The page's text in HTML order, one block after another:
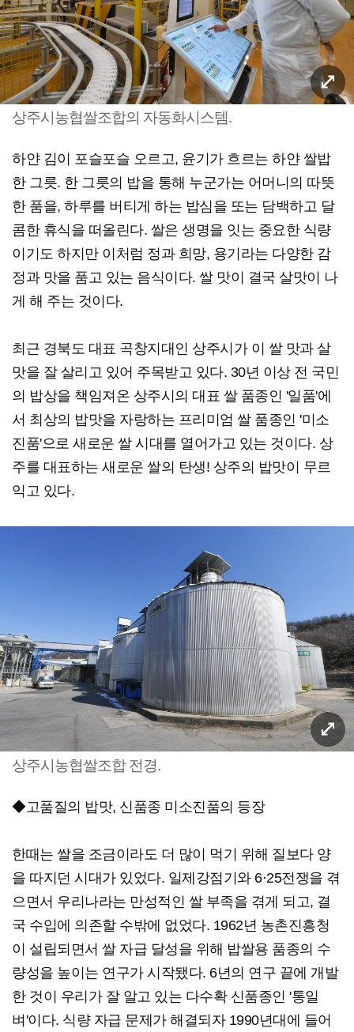
상주시농협쌀조합의 자동화시스템.
하얀 김이 포슬포슬 오르고, 윤기가 흐르는 하얀 쌀밥
한 그릇. 한 그릇의 밥을 통해 누군가는 어머니의 따뜻
한 품을, 하루를 버티게 하는 밥심을 또는 담백하고 달
콤한 휴식을 떠올린다. 쌀은 생명을 잇는 중요한 식량
이기도 하지만 이처럼 정과 희망, 용기라는 다양한 감
정과 맛을 품고 있는 음식이다. 쌀 맛이 결국 살맛이 나
게 해 주는 것이다.
최근 경북도 대표 곡창지대인 상주시가 이 쌀 맛과 살
맛을 잘 살리고 있어 주목받고 있다. 30년 이상 전 국민
의 밥상을 책임져온 상주시의 대표 쌀 품종인 '일품'에
서 최상의 밥맛을 자랑하는 프리미엄 쌀 품종인 '미소
진품'으로 새로운 쌀 시대를 열어가고 있는 것이다. 상
주를 대표하는 새로운 쌀의 탄생! 상주의 밥맛이 무르
익고 있다.
상주시농협쌀조합 전경.
◆고품질의 밥맛, 신품종 미소진품의 등장
한때는 쌀을 조금이라도 더 많이 먹기 위해 질보다 양
을 따지던 시대가 있었다. 일제강점기와 6·25전쟁을 겪
으면서 우리나라는 만성적인 쌀 부족을 겪게 되고, 결
국 수입에 의존할 수밖에 없었다. 1962년 농촌진흥청
이 설립되면서 쌀 자급 달성을 위해 밥쌀용 품종의 수
량성을 높이는 연구가 시작됐다. 6년의 연구 끝에 개발
한 것이 우리가 잘 알고 있는 다수확 신품종인 '통일
벼'이다. 식량 자급 문제가 해결되자 1990년대에 들어